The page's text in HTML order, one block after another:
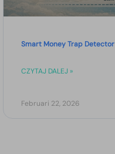
Smart Money Trap Detector
CZYTAJ DALEJ »
Februari 22, 2026